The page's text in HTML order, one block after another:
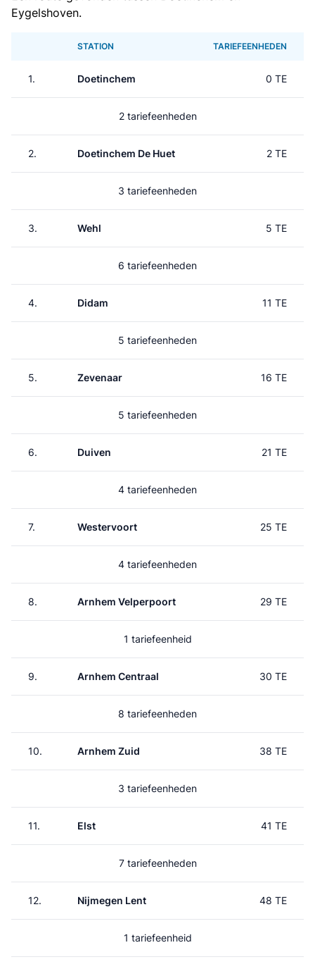
Eygelshoven.
STATION TARIEFEENHEDEN
1. Doetinchem 0 TE
2 tariefeenheden
2. Doetinchem De Huet 2 TE
3 tariefeenheden
3. Wehl 5 TE
6 tariefeenheden
4. Didam 11 TE
5 tariefeenheden
5. Zevenaar 16 TE
5 tariefeenheden
6. Duiven 21 TE
4 tariefeenheden
7. Westervoort 25 TE
4 tariefeenheden
8. Arnhem Velperpoort 29 TE
1 tariefeenheid
9. Arnhem Centraal 30 TE
8 tariefeenheden
10. Arnhem Zuid 38 TE
3 tariefeenheden
11. Elst 41 TE
7 tariefeenheden
12. Nijmegen Lent 48 TE
1 tariefeenheid